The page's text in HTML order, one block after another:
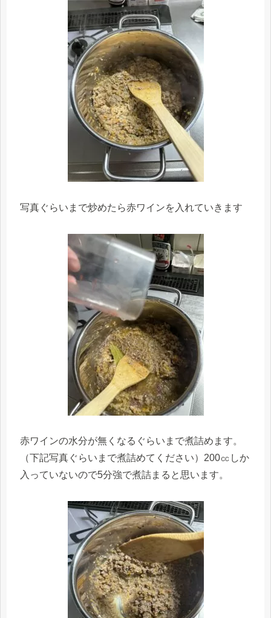
写真ぐらいまで炒めたら赤ワインを入れていきます
赤ワインの水分が無くなるぐらいまで煮詰めます。
（下記写真ぐらいまで煮詰めてください）200㏄しか
入っていないので5分強で煮詰まると思います。